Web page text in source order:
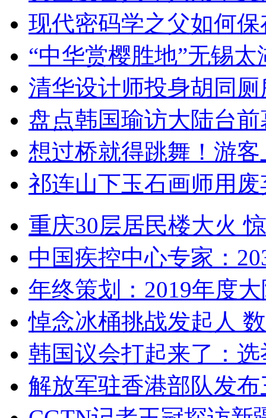
现代密码学之父如何
“中华赏樱胜地”无锡
清华设计师投身胡同
盘点韩国瑜访大陆台
想过桥就得跳舞！游客
祁连山下玉石画师用
重庆30层居民楼大火
中国疾控中心专家：
年终策划：2019年度
悼念冰桶挑战发起人
韩国议会打起来了：
解放军驻香港部队发